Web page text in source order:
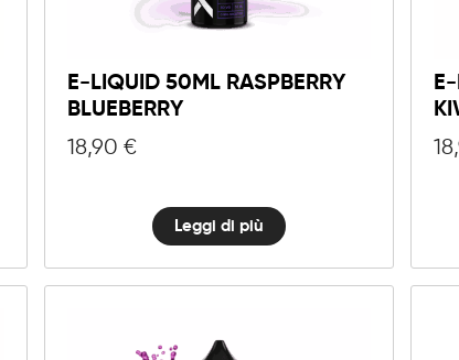
E-LIQUID 50ML RASPBERRY
BLUEBERRY
18,90 €
Leggi di più